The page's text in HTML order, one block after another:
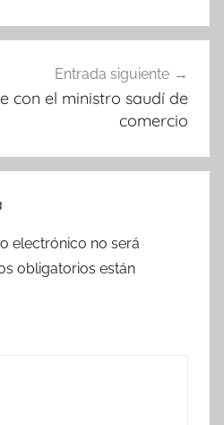
Entrada siguiente
con el ministro saudí de
comercio
electrónico no será
obligatorios están